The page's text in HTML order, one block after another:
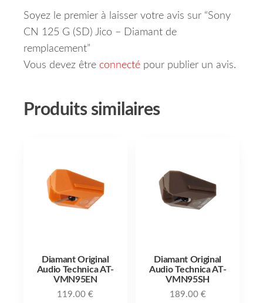
Soyez le premier à laisser votre avis sur “Sony
CN 125 G (SD) Jico – Diamant de
remplacement”
Vous devez être connecté pour publier un avis.
Produits similaires
Diamant Original
Audio Technica AT-
VMN95EN
119.00€
Diamant Original
Audio Technica AT-
VMN95SH
189.00 €